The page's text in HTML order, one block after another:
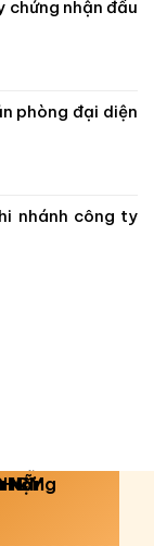
chứng nhận đầu
phòng đại diện
nhánh công ty
Gia